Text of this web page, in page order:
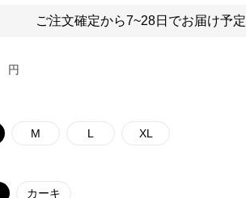
ご注文確定から7~28日でお届け予定
円
M L XL
カーキ